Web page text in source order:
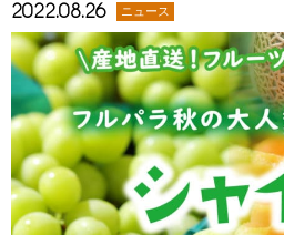
2022.08.26 ニュース